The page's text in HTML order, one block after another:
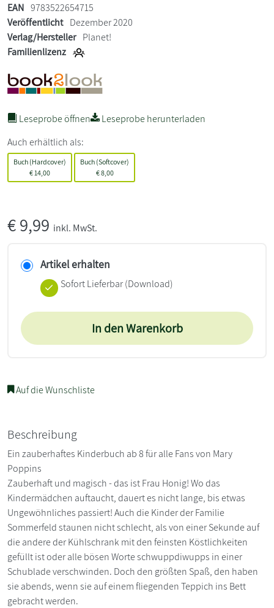
EAN 9783522654715
Veröffentlicht Dezember 2020
Verlag/Hersteller Planet!
Familienlizenz
Leseprobe öffnen
Leseprobe herunterladen
Auch erhältlich als:
Buch (Hardcover)
€ 14,00
Buch (Softcover)
€8,00
€9,99 inkl. MwSt.
Artikel erhalten
Sofort Lieferbar (Download)
In den Warenkorb
Auf die Wunschliste
Beschreibung
Ein zauberhaftes Kinderbuch ab 8 für alle Fans von Mary
Poppins
Zauberhaft und magisch - das ist Frau Honig! Wo das
Kindermädchen auftaucht, dauert es nicht lange, bis etwas
Ungewöhnliches passiert! Auch die Kinder der Familie
Sommerfeld staunen nicht schlecht, als von einer Sekunde auf
die andere der Kühlschrank mit den feinsten Köstlichkeiten
gefüllt ist oder alle bösen Worte schwuppdiwupps in einer
Schublade verschwinden. Doch den größten Spaß, den haben
sie abends, wenn sie auf einem fliegenden Teppich ins Bett
gebracht werden.